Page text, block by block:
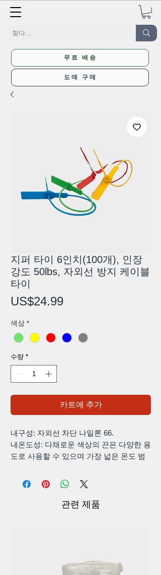
무료 배송
도매 구매
지퍼 타이 6인치(100개), 인장
강도 50lbs, 자외선 방지 케이블
타이
US$24.99가
색상 *
수량 *
카트에 추가
내구성: 자외선 차단 나일론 66.
내온도성: 다채로운 색상의 끈은 다양한 용
도로 사용할 수 있으며 가장 넓은 온도 범
하기에 매우 적합합니다. ), 내후성 및 자외
크기: 길이: 6", 인장 강도: 50lbs, 폭:
관련 제품